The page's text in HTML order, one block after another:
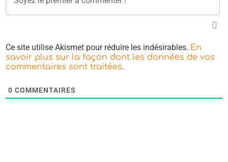
Ce site utilise Akismet pour réduire les indésirables. En
savoir plus sur la façon dont les données de vos
commentaires sont traitées.
0 COMMENTAIRES